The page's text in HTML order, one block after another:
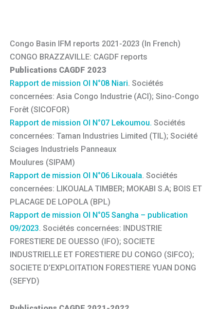
Congo Basin IFM reports 2021-2023 (In French)
CONGO BRAZZAVILLE: CAGDF reports
Publications CAGDF 2023
Rapport de mission OI N°08 Niari. Sociétés
concernées: Asia Congo Industrie (ACI); Sino-Congo
Forêt (SICOFOR)
Rapport de mission OI N°07 Lekoumou. Sociétés
concernées: Taman Industries Limited (TIL); Société
Sciages Industriels Panneaux
Moulures (SIPAM)
Rapport de mission OI N°06 Likouala. Sociétés
concernées: LIKOUALA TIMBER; MOKABI S.A; BOIS ET
PLACAGE DE LOPOLA (BPL)
Rapport de mission OI N°05 Sangha – publication
09/2023. Sociétés concernées: INDUSTRIE
FORESTIERE DE OUESSO (IFO); SOCIETE
INDUSTRIELLE ET FORESTIERE DU CONGO (SIFCO);
SOCIETE D’EXPLOITATION FORESTIERE YUAN DONG
(SEFYD)